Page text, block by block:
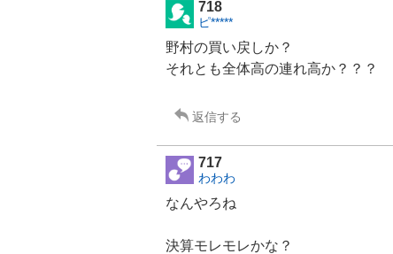
718
ピ*****
野村の買い戻しか？
それとも全体高の連れ高か？？？
返信する
717
わわわ
なんやろね
決算モレモレかな？